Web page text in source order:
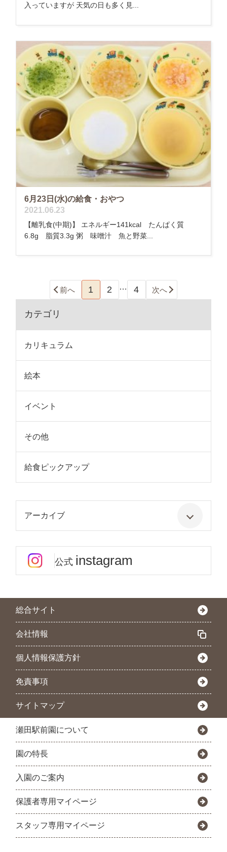
入っていますが 天気の日も多く見...
6月23日(水)の給食・おやつ
2021.06.23
【離乳食(中期)】 エネルギー141kcal たんぱく質
6.8g 脂質3.3g 粥 味噌汁 魚と野菜...
前へ 1 2 … 4 次へ
カテゴリ
カリキュラム
絵本
イベント
その他
給食ピックアップ
アーカイブ
公式 instagram
総合サイト
会社情報
個人情報保護方針
免責事項
サイトマップ
瀬田駅前園について
園の特長
入園のご案内
保護者専用マイページ
スタッフ専用マイページ